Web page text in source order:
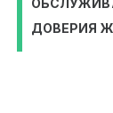
ДОВЕРИЯ